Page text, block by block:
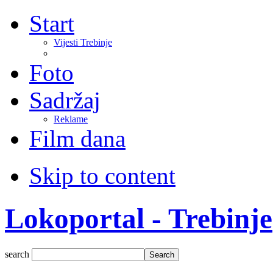
Start
Vijesti Trebinje
Foto
Sadržaj
Reklame
Film dana
Skip to content
Lokoportal - Trebinje
search